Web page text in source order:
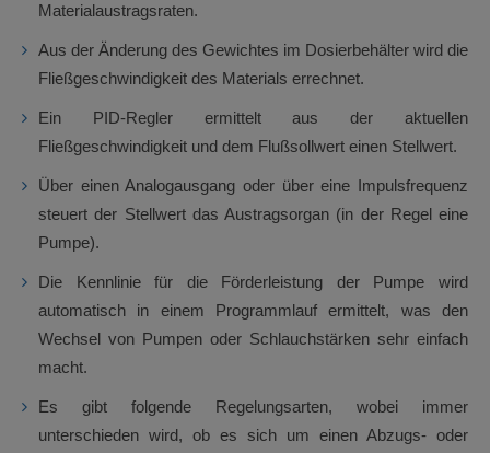
Materialaustragsraten.
Aus der Änderung des Gewichtes im Dosierbehälter wird die
Fließgeschwindigkeit des Materials errechnet.
Ein PID-Regler ermittelt aus der aktuellen
Fließgeschwindigkeit und dem Flußsollwert einen Stellwert.
Über einen Analogausgang oder über eine Impulsfrequenz
steuert der Stellwert das Austragsorgan (in der Regel eine
Pumpe).
Die Kennlinie für die Förderleistung der Pumpe wird
automatisch in einem Programmlauf ermittelt, was den
Wechsel von Pumpen oder Schlauchstärken sehr einfach
macht.
Es gibt folgende Regelungsarten, wobei immer
unterschieden wird, ob es sich um einen Abzugs- oder